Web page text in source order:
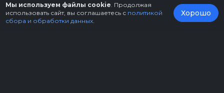
Мы используем файлы cookie . Продолжая
использовать сайт, вы соглашаетесь с политикой
сбора и обработки данных
Хорошо